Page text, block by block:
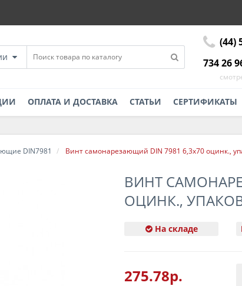
(44)
734 26
ОПЛАТА И ДОСТАВКА СТАТЬИ СЕРТИФИКАТЫ
DIN7981 Винт самонарезающий DIN 7981 6,3х70 оцинк.,
ВИНТ
ОЦИНК.,
На складе
275.78р.